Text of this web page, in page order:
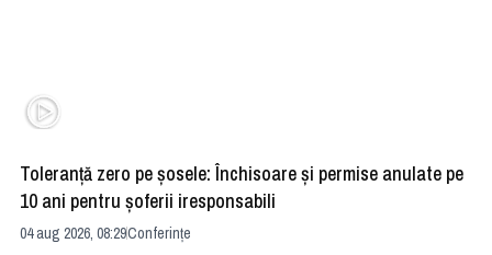
Toleranță zero pe șosele: Închisoare și permise anulate pe
10 ani pentru șoferii iresponsabili
04 aug 2026, 08:29Conferințe